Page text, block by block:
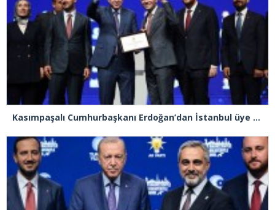
Kasımpaşalı Cumhurbaşkanı Erdoğan’dan İstanbul üye birincisi Beyoğlu İlçe Başkanı Kasım Fırat’a plaket